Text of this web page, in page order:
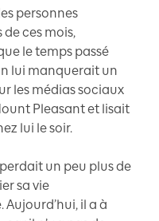
personnes
ces mois,
le temps passé
lui manquerait un
les médias sociaux
Pleasant et lisait
lui le soir.
perdait un peu plus de
sa vie
il a à